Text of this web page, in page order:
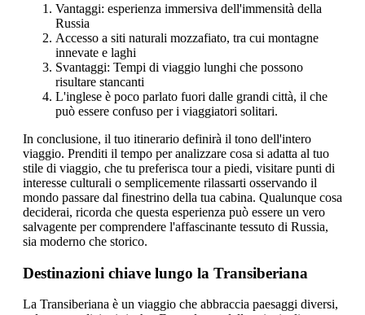
Vantaggi: esperienza immersiva dell'immensità della
Russia
Accesso a siti naturali mozzafiato, tra cui montagne
innevate e laghi
Svantaggi: Tempi di viaggio lunghi che possono
risultare stancanti
L'inglese è poco parlato fuori dalle grandi città, il che
può essere confuso per i viaggiatori solitari.
In conclusione, il tuo itinerario definirà il tono dell'intero
viaggio. Prenditi il tempo per analizzare cosa si adatta al tuo
stile di viaggio, che tu preferisca tour a piedi, visitare punti di
interesse culturali o semplicemente rilassarti osservando il
mondo passare dal finestrino della tua cabina. Qualunque cosa
deciderai, ricorda che questa esperienza può essere un vero
salvagente per comprendere l'affascinante tessuto di Russia,
sia moderno che storico.
Destinazioni chiave lungo la Transiberiana
La Transiberiana è un viaggio che abbraccia paesaggi diversi,